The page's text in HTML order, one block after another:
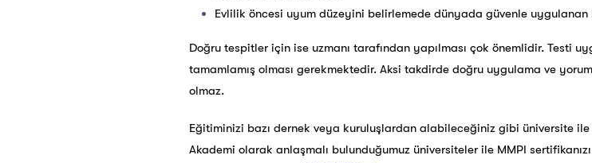
Evlilik öncesi uyum düzeyini belirlemede dünyada güvenle
Doğru tespitler için ise uzmanı tarafından yapılması çok önemlidir. Testi
tamamlamış olması gerekmektedir. Aksi takdirde doğru uygulama ve
olmaz.
Eğitiminizi bazı dernek veya kuruluşlardan alabileceğiniz gibi üniversite
Akademi olarak anlaşmalı bulunduğumuz üniversiteler ile MMPI